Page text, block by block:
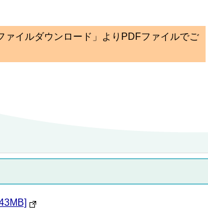
ァイルダウンロード」よりPDFファイルでご